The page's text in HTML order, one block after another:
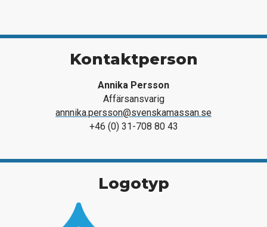
Kontaktperson
Annika Persson
Affärsansvarig
annnika.persson@svenskamassan.se
+46 (0) 31-708 80 43
Logotyp